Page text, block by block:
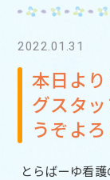
2022.01.31
本日よ
グスタ
うぞよ
とらばーゆ看護